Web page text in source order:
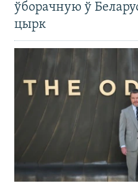
ўборачную ў
цырк